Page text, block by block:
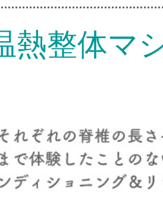
熱整体マ